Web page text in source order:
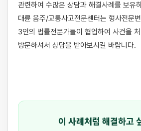
관련하여 수많은 상담과 해결사례를 보유
대륜 음주/교통사고전문센터는 형사전문
3인의 법률전문가들이 협업하여 사건을
방문하셔서 상담을 받아보시길 바랍니다.
이 사례처럼 해결하고